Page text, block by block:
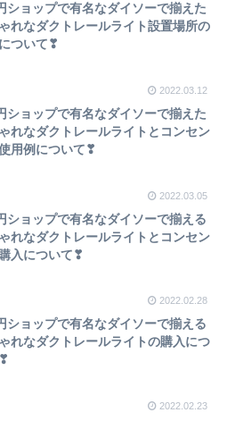
ショップで有名なダイソーで揃えた
れなダクトレールライト設置場所の
ついて❣
2022.03.12
ショップで有名なダイソーで揃えた
れなダクトレールライトとコンセン
用例について❣
2022.03.05
ショップで有名なダイソーで揃える
れなダクトレールライトとコンセン
入について❣
2022.02.28
ショップで有名なダイソーで揃える
れなダクトレールライトの購入につ
2022.02.23